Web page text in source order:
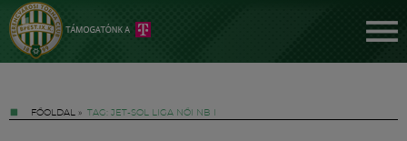
FŐOLDAL » TAG: JET-SOL LIGA NŐI NB I